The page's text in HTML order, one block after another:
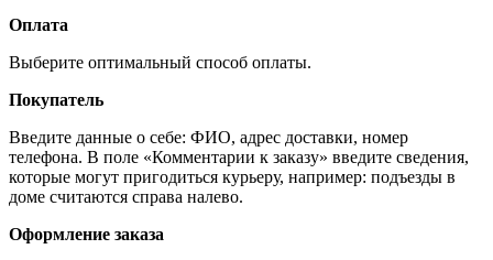
Оплата
Выберите оптимальный способ оплаты.
Покупатель
Введите данные о себе: ФИО, адрес доставки, номер
телефона. В поле «Комментарии к заказу» введите сведения,
которые могут пригодиться курьеру, например: подъезды в
доме считаются справа налево.
Оформление заказа